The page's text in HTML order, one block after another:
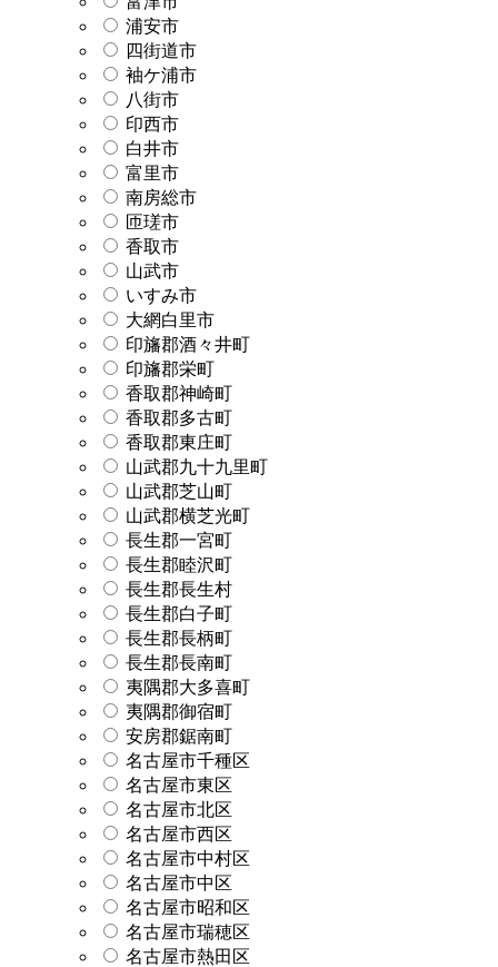
浦安市
四街道市
袖ケ浦市
八街市
印西市
白井市
富里市
南房総市
匝瑳市
香取市
山武市
いすみ市
大網白里市
印旛郡酒々井町
印旛郡栄町
香取郡神崎町
香取郡多古町
香取郡東庄町
山武郡九十九里町
山武郡芝山町
山武郡横芝光町
長生郡一宮町
長生郡睦沢町
長生郡長生村
長生郡白子町
長生郡長柄町
長生郡長南町
夷隅郡大多喜町
夷隅郡御宿町
安房郡鋸南町
名古屋市千種区
名古屋市東区
名古屋市北区
名古屋市西区
名古屋市中村区
名古屋市中区
名古屋市昭和区
名古屋市瑞穂区
名古屋市熱田区